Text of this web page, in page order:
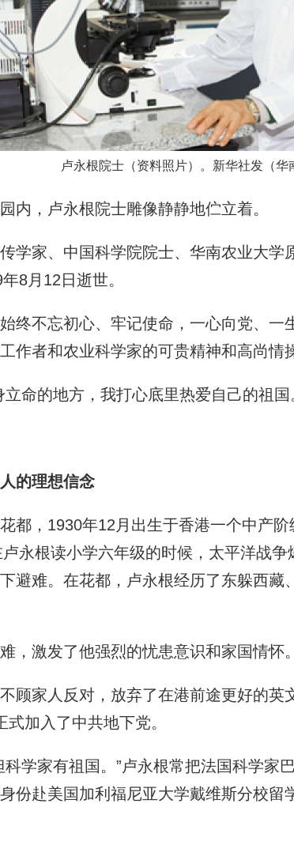
卢永根院士（资料照片）。新华社发（华
，卢永根院士雕像静静地伫立着。
家、中国科学院院士、华南农业大学
8月12日逝世。
不忘初心、牢记使命，一心向党、一
作者和农业科学家的可贵精神和高尚情
的地方，我打心底里热爱自己的祖国
理想信念
，1930年12月出生于香港一个中产阶
永根读小学六年级的时候，太平洋战
避难。在花都，卢永根经历了东躲西
激发了他强烈的忧患意识和家国情怀。
家人反对，放弃了在港前途更好的英
加入了中共地下党。
家有祖国。”卢永根常把法国科学家
份赴美国加利福尼亚大学戴维斯分校